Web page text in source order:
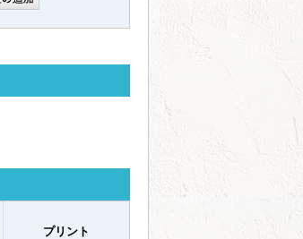
プリント